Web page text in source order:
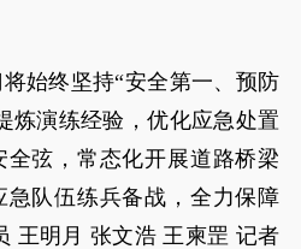
始终坚持“安全第一、预防
炼演练经验，优化应急处置
弦，常态化开展道路桥梁
急队伍练兵备战，全力保障
王明月 张文浩 王柬罡 记者